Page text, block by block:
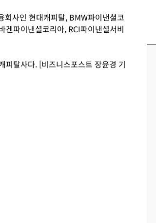
회사인 현대캐피탈, BMW파이낸셜코
겐파이낸셜코리아, RCI파이낸셜서비
피탈사다. [비즈니스포스트 장윤경 기